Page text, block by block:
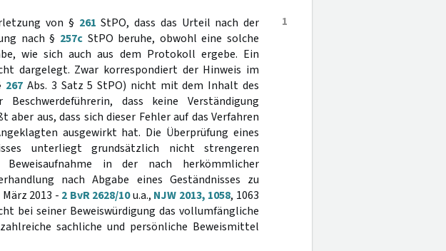
1
von § 261 StPO, dass das Urteil nach der
nach § 257c StPO beruhe, obwohl eine solche
wie sich auch aus dem Protokoll ergebe. Ein
dargelegt. Zwar korrespondiert der Hinweis im
267 Abs. 3 Satz 5 StPO) nicht mit dem Inhalt des
dass keine Verständigung
aus, dass sich dieser Fehler auf das Verfahren
ausgewirkt hat. Die Überprüfung eines
unterliegt grundsätzlich nicht strengeren
in der nach herkömmlicher
nach Abgabe eines Geständnisses zu
2013 - 2 BvR 2628/10u.a., NJW 2013, 1058, 1063
bei seiner Beweiswürdigung das vollumfängliche
sachliche und persönliche Beweismittel